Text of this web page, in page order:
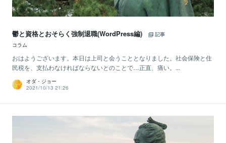
鬱と資格とおそらく強制退職(WordPress編)
記事
コラム
おはようございます。本日は上司と会うこととなりました。社会保険と住
民税を、支払わなければならないとのことで…正直、痛い。...
オダ・ジョー
2021/10/13 21:26